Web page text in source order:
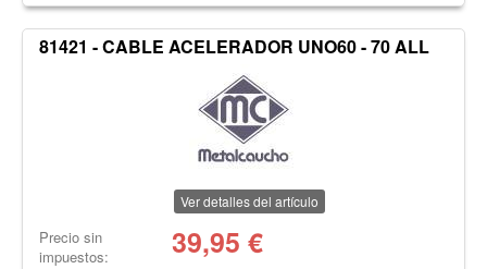
81421 - CABLE ACELERADOR UNO60 - 70 ALL
Ver detalles del artículo
Precio sin
impuestos:
39,95 €